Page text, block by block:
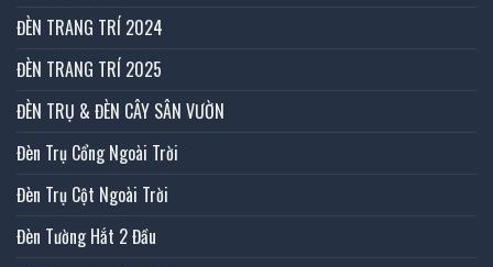
ĐÈN TRANG TRÍ 2024
ĐÈN TRANG TRÍ 2025
ĐÈN TRỤ & ĐÈN CÂY SÂN VƯỜN
Đèn Trụ Cổng Ngoài Trời
Đèn Trụ Cột Ngoài Trời
Đèn Tường Hắt 2 Đầu